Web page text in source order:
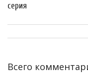
серия
Всего